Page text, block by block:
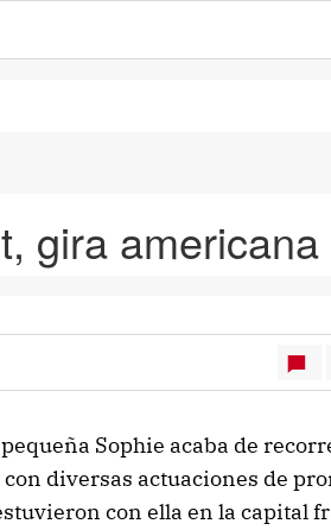
gira americana
Sophie acaba de
diversas actuaciones de
con ella en la capital